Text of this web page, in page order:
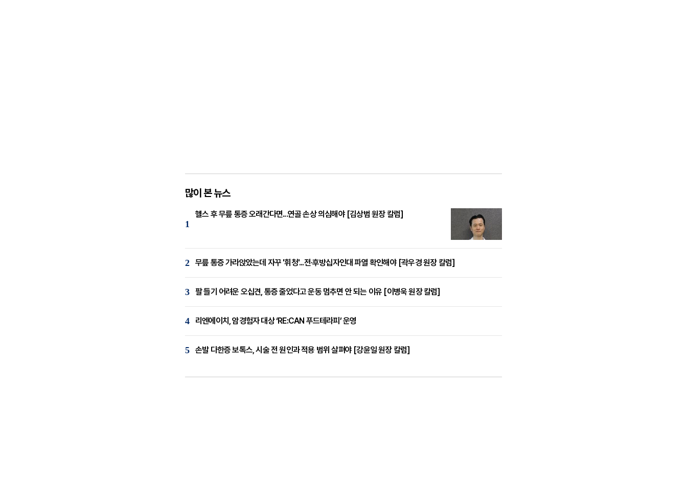
많이 본 뉴스
1
헬스 후 무릎 통증 오래간다면...연골 손상 의심해야 [김상범 원장 칼럼]
2 무릎 통증 가라앉았는데 자꾸 '휘청'...전·후방십자인대 파열 확인해야 [곽우경 원장 칼럼]
3 팔 들기 어려운 오십견, 통증 줄었다고 운동 멈추면 안 되는 이유 [이병욱 원장 칼럼]
4 리엔에이치, 암경험자 대상 ‘RE:CAN 푸드테라피’ 운영
5 손발 다한증 보톡스, 시술 전 원인과 적용 범위 살펴야 [강윤일 원장 칼럼]